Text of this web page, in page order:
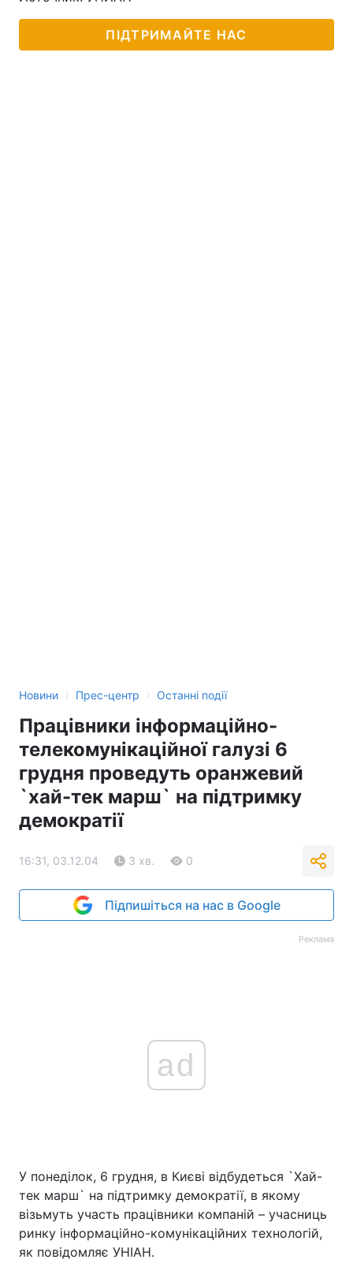
ПІДТРИМАЙТЕ НАС
Новини › Прес-центр › Останні події
Працівники інформаційно-
телекомунікаційної галузі 6
грудня проведуть оранжевий
`хай-тек марш` на підтримку
демократії
16:31, 03.12.04 3 хв. 0
Підпишіться на нас в Google
Реклама
ad
У понеділок, 6 грудня, в Києві відбудеться `Хай-
тек марш` на підтримку демократії, в якому
візьмуть участь працівники компаній – учасниць
ринку інформаційно-комунікаційних технологій,
як повідомляє УНІАН.